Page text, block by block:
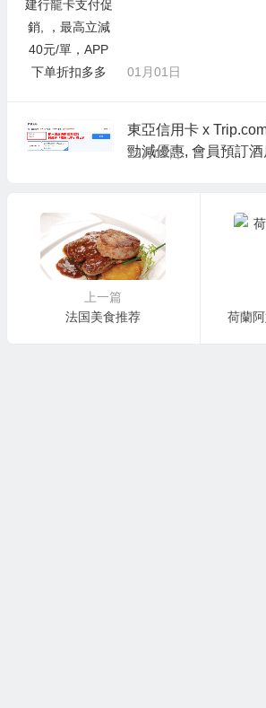
01月01日
東亞信用卡 x
勁減優惠, 會員預訂
12月09日
上一篇
法国美食推荐
荷蘭